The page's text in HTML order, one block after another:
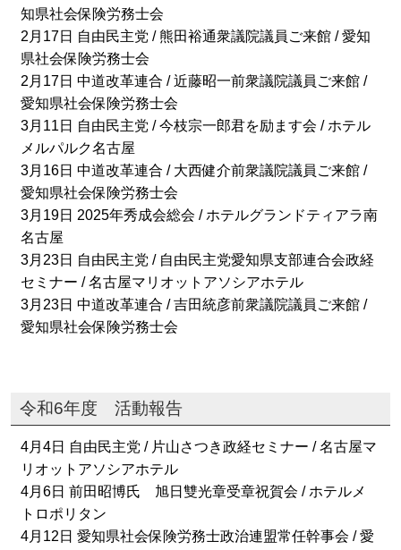
知県社会保険労務士会
2月17日 自由民主党 / 熊田裕通衆議院議員ご来館 / 愛知
県社会保険労務士会
2月17日 中道改革連合 / 近藤昭一前衆議院議員ご来館 /
愛知県社会保険労務士会
3月11日 自由民主党 / 今枝宗一郎君を励ます会 / ホテル
メルパルク名古屋
3月16日 中道改革連合 / 大西健介前衆議院議員ご来館 /
愛知県社会保険労務士会
3月19日 2025年秀成会総会 / ホテルグランドティアラ南
名古屋
3月23日 自由民主党 / 自由民主党愛知県支部連合会政経
セミナー / 名古屋マリオットアソシアホテル
3月23日 中道改革連合 / 吉田統彦前衆議院議員ご来館 /
愛知県社会保険労務士会
令和6年度 活動報告
4月4日 自由民主党 / 片山さつき政経セミナー / 名古屋マ
リオットアソシアホテル
4月6日 前田昭博氏 旭日雙光章受章祝賀会 / ホテルメ
トロポリタン
4月12日 愛知県社会保険労務士政治連盟常任幹事会 / 愛